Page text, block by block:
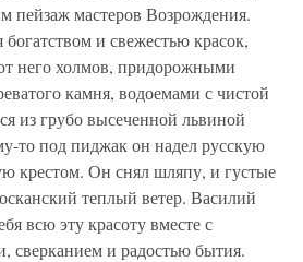
пейзаж мастеров Возрождения.
и свежестью красок,
него холмов, придорожными
камня, водоемами с чистой
из грубо высеченной львиной
то под пиджак он надел русскую
крестом. Он снял шляпу, и густые
теплый ветер. Василий
всю эту красоту вместе с
сверканием и радостью бытия.